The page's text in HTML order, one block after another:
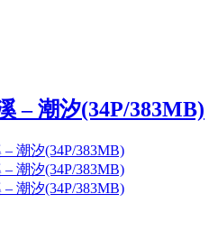
– 潮汐(34P/383MB)